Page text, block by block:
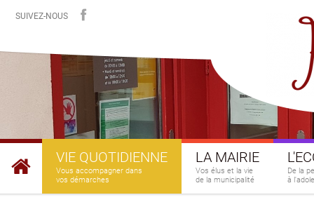
SUIVEZ-NOUS
VIE QUOTIDIENNE
Vous accompagner dans
vos démarches
LA MAIRIE
Vos élus et la vie
de la municipalité
De la
à